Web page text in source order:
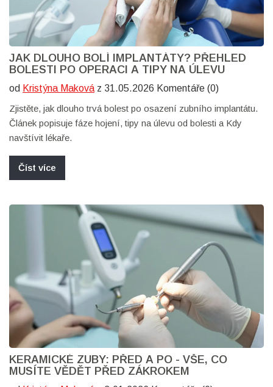
JAK DLOUHO BOLÍ IMPLANTÁTY? PŘEHLED
BOLESTI PO OPERACI A TIPY NA ÚLEVU
od Kristýna Maková z 31.05.2026 Komentáře (0)
Zjistěte, jak dlouho trvá bolest po osazení zubního implantátu.
Článek popisuje fáze hojení, tipy na úlevu od bolesti a Kdy
navštívit lékaře.
Číst více
KERAMICKÉ ZUBY: PŘED A PO - VŠE, CO
MUSÍTE VĚDĚT PŘED ZÁKROKEM